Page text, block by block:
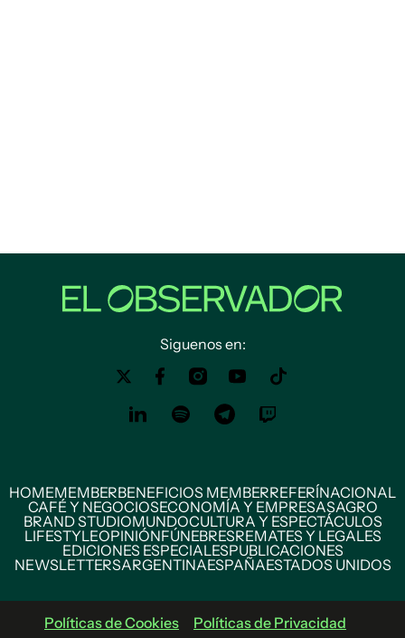
Siguenos en:
HOMEMEMBERBENEFICIOS MEMBERREFERÍNACIONAL
CAFÉ Y NEGOCIOSECONOMÍA Y EMPRESASAGRO
BRAND STUDIOMUNDOCULTURA Y ESPECTÁCULOS
LIFESTYLEOPINIÓNFÚNEBRESREMATES Y LEGALES
EDICIONES ESPECIALESPUBLICACIONES
NEWSLETTERSARGENTINAESPAÑAESTADOS UNIDOS
Políticas de Cookies Políticas de Privacidad